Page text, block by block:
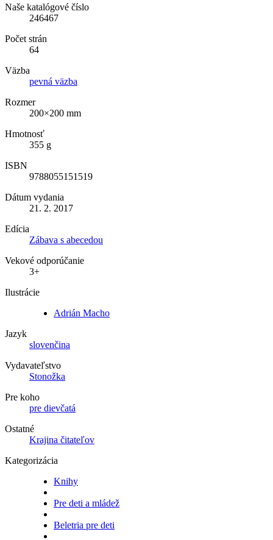
Naše katalógové číslo
246467
Počet strán
64
Väzba
pevná väzba
Rozmer
200×200 mm
Hmotnosť
355 g
ISBN
9788055151519
Dátum vydania
21. 2. 2017
Edícia
Zábava s abecedou
Vekové odporúčanie
3+
Ilustrácie
Adrián Macho
Jazyk
slovenčina
Vydavateľstvo
Stonožka
Pre koho
pre dievčatá
Ostatné
Krajina čitateľov
Kategorizácia
Knihy
Pre deti a mládež
Beletria pre deti